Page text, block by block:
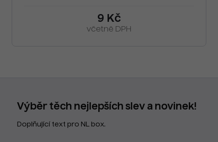
9 Kč
včetně DPH
Výběr těch nejlepších slev a novinek!
Doplňující text pro NL box.